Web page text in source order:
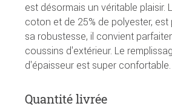
est désormais un véritable
coton et de 25% de polyester,
sa robustesse, il convient
coussins d'extérieur. Le
d'épaisseur est super confortable.
Quantité livrée